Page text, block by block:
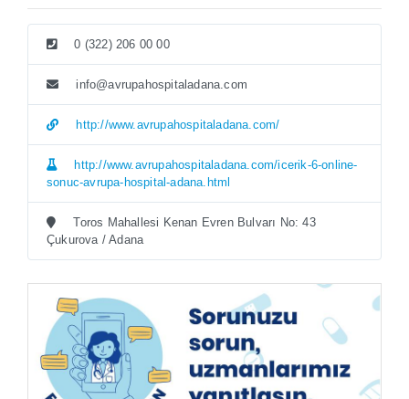
0 (322) 206 00 00
info@avrupahospitaladana.com
http://www.avrupahospitaladana.com/
http://www.avrupahospitaladana.com/icerik-6-online-
sonuc-avrupa-hospital-adana.html
Toros Mahallesi Kenan Evren Bulvarı No: 43
Çukurova / Adana